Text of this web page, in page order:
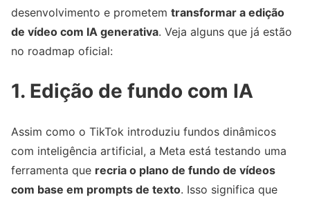
desenvolvimento e prometem transformar a edição
de vídeo com IA generativa. Veja alguns que já estão
no roadmap oficial:
1. Edição de fundo com IA
Assim como o TikTok introduziu fundos dinâmicos
com inteligência artificial, a Meta está testando uma
ferramenta que recria o plano de fundo de vídeos
com base em prompts de texto. Isso significa que